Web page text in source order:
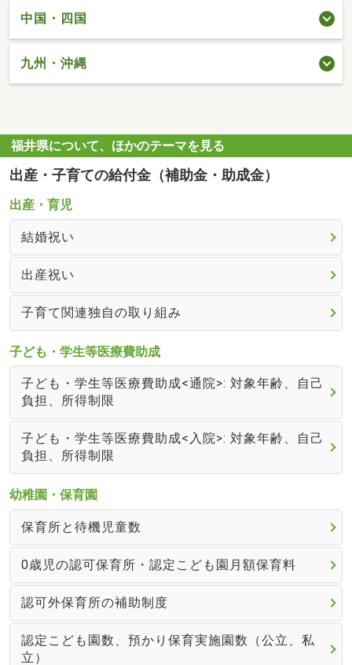
中国・四国
九州・沖縄
福井県について、ほかのテーマを見る
出産・子育ての給付金（補助金・助成金）
出産・育児
結婚祝い
出産祝い
子育て関連独自の取り組み
子ども・学生等医療費助成
子ども・学生等医療費助成<通院>: 対象年齢、自己
負担、所得制限
子ども・学生等医療費助成<入院>: 対象年齢、自己
負担、所得制限
幼稚園・保育園
保育所と待機児童数
0歳児の認可保育所・認定こども園月額保育料
認可外保育所の補助制度
認定こども園数、預かり保育実施園数（公立、私
立）